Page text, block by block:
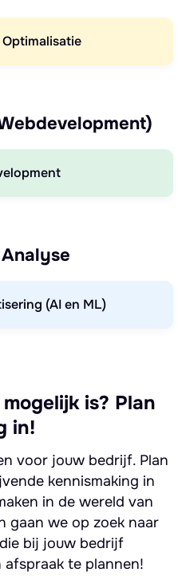
(AI en ML)
is? Plan
in!
voor jouw bedrijf. Plan
kennismaking in
in de wereld van
gaan we op zoek naar
bij jouw bedrijf
afspraak te plannen!